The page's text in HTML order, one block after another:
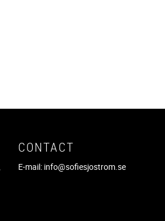
CONTACT
E-mail: info@sofiesjostrom.se